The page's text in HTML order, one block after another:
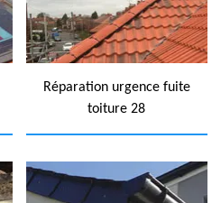
Réparation urgence fuite
toiture 28